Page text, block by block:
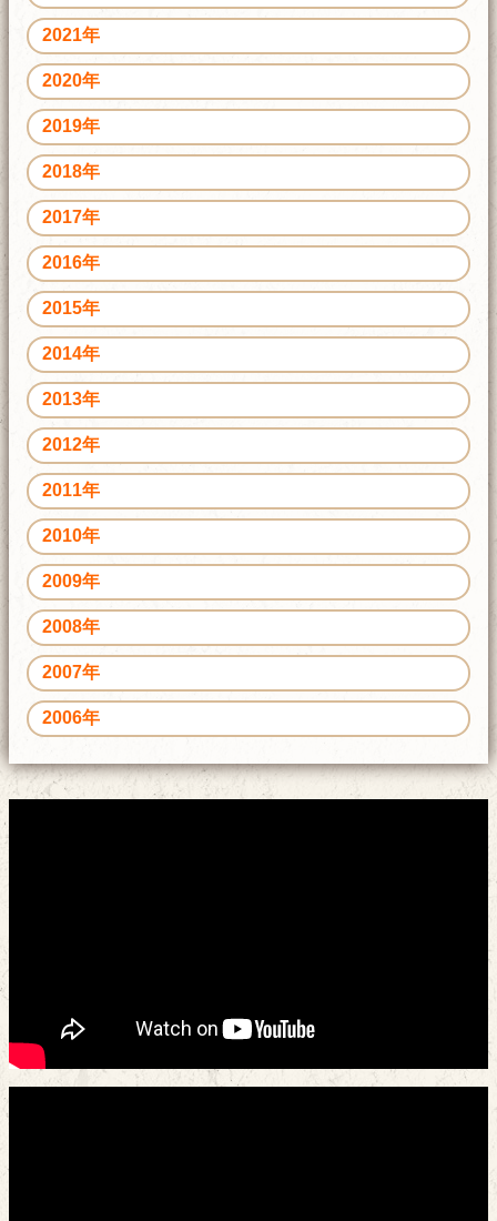
2021年
2020年
2019年
2018年
2017年
2016年
2015年
2014年
2013年
2012年
2011年
2010年
2009年
2008年
2007年
2006年